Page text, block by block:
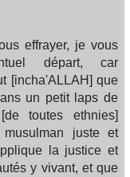
effrayer, je vous
départ, car
[incha'ALLAH] que
un petit laps de
toutes ethnies]
juste et
la justice et
y vivant, et que